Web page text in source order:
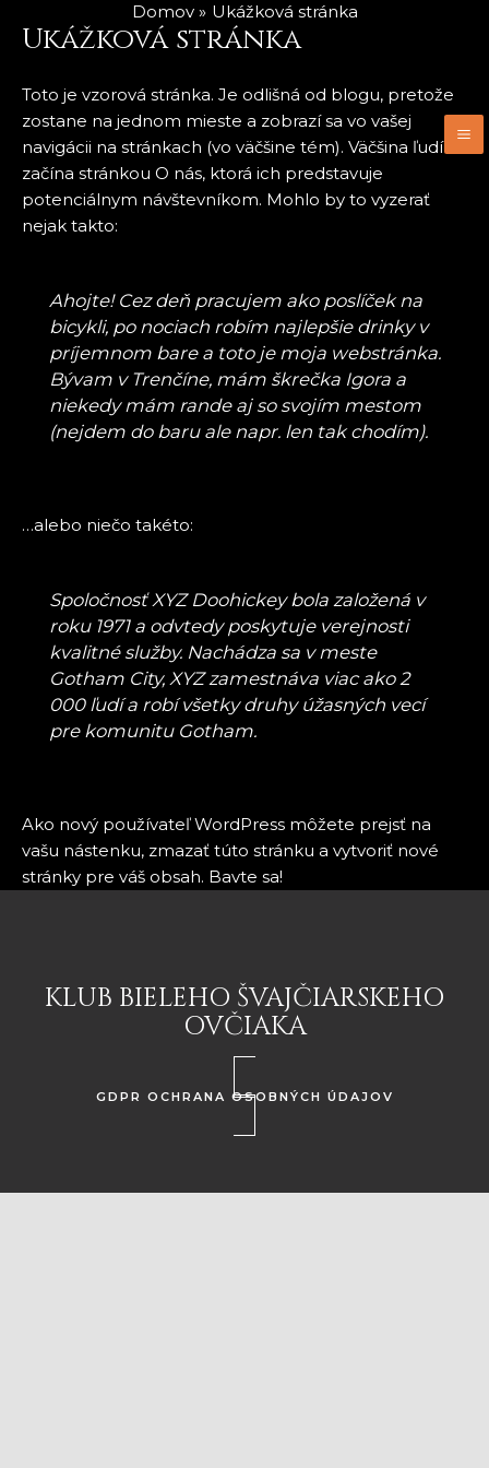
Domov Ukážková stránka
Ukážková stránka
Toto je vzorová stránka. Je odlišná od blogu, pretože
zostane na jednom mieste a zobrazí sa vo vašej
navigácii na stránkach (vo väčšine tém). Väčšina ľudí
začína stránkou O nás, ktorá ich predstavuje
potenciálnym návštevníkom. Mohlo by to vyzerať
nejak takto:
Ahojte! Cez deň pracujem ako poslíček na
bicykli, po nociach robím najlepšie drinky v
príjemnom bare a toto je moja webstránka.
Bývam v Trenčíne, mám škrečka Igora a
niekedy mám rande aj so svojím mestom
(nejdem do baru ale napr. len tak chodím).
…alebo niečo takéto:
Spoločnosť XYZ Doohickey bola založená v
roku 1971 a odvtedy poskytuje verejnosti
kvalitné služby. Nachádza sa v meste
Gotham City, XYZ zamestnáva viac ako 2
000 ľudí a robí všetky druhy úžasných vecí
pre komunitu Gotham.
Ako nový používateľ WordPress môžete prejsť na
vašu nástenku, zmazať túto stránku a vytvoriť nové
stránky pre váš obsah. Bavte sa!
KLUB BIELEHO ŠVAJČIARSKEHO
OVČIAKA
GDPR OCHRANA OSOBNÝCH ÚDAJOV